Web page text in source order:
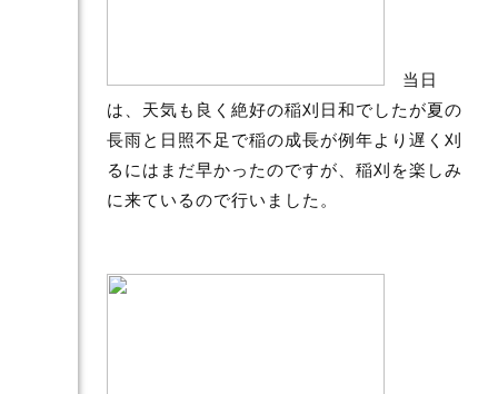
当日
は、天気も良く絶好の稲刈日和でしたが夏の
長雨と日照不足で稲の成長が例年より遅く刈
るにはまだ早かったのですが、稲刈を楽しみ
に来ているので行いました。